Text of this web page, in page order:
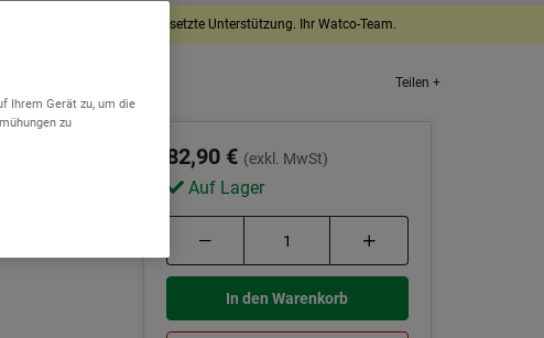
und Ihre fortgesetzte Unterstützung. Ihr Watco-Team.
Teilen +
82,90 € (exkl. MwSt)
Auf Lager
In den Warenkorb
Ihrem Gerät zu, um die
zu